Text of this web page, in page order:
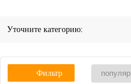
Уточните категорию:
Фильтр